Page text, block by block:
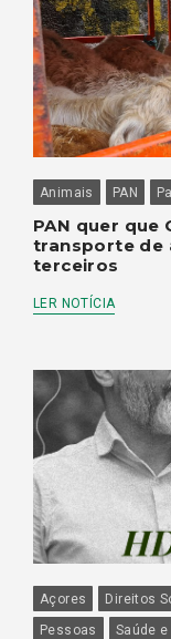
Animais PAN
PAN quer
transporte de
terceiros
LER NOTÍCIA
Açores Direitos
Pessoas
Saúde